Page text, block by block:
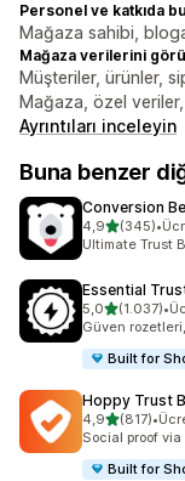
Personel ve katkıda
Mağaza sahibi,
Mağaza verilerini
Müşteriler, ürünler,
Mağaza, özel
Ayrıntıları inceleyin
Buna benzer
Conversion
4,95 yıldız
(345)
toplam 345 •
Ultimate Trust
Essential
5,05 yıldız
(1.037)
toplam 1037 •
Güven
Built for
Hoppy Trust
4,95 yıldız
(817)
toplam 817•
Social proof
Built for